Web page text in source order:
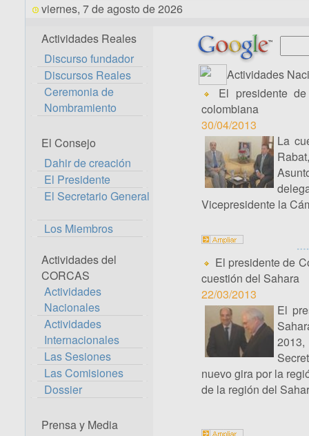
viernes, 7 de agosto de 2026
Actividades Reales
Discurso fundador
Discursos Reales
Ceremonia de
Nombramiento
El Consejo
Dahir de creación
El Presidente
El Secretario General
Los Miembros
Actividades del
CORCAS
Actividades
Nacionales
Actividades
Internacionales
Las Sesiones
Las Comisiones
Dossier
Prensa y Media
Actividades
El presidente
colombiana
30/04/2013
La
Vicepresidente la
El presidente de
cuestión del Sahara
22/03/2013
El
nuevo gira por la
de la región del